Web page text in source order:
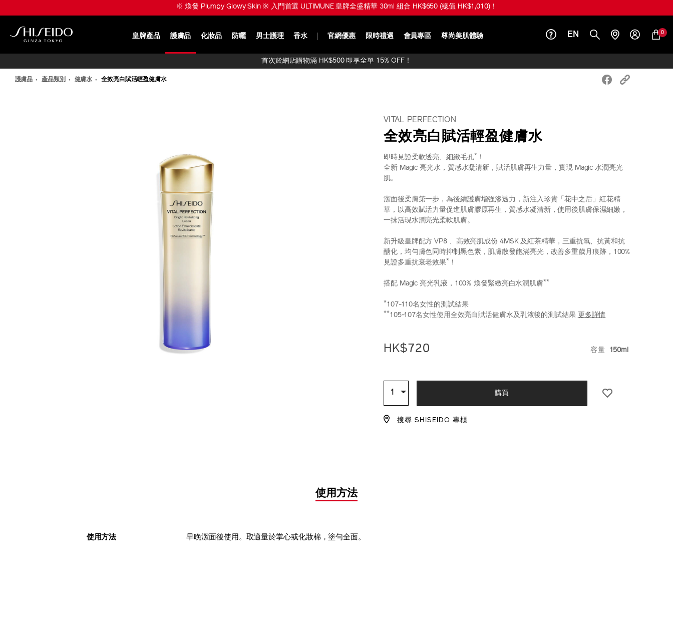
至
※ 煥發 Plumpy Glowy Skin ※ 入門首選 ULTIMUNE 皇牌全盛精華 30ml 組合 HK$650 (總值 HK$1,010)！
皇牌產品 護膚品 化妝品 防曬 男士護理 香水 官網優惠 限時禮遇 會員專區 尊尚美肌體驗 EN 0
首次於網店購物滿 HK$500 即享全單 15% OFF！
護膚品 產品類別 健膚水 全效亮白賦活輕盈健膚水
VITAL PERFECTION
全效亮白賦活輕盈健膚水
即時見證柔軟透亮、細緻毛孔*
！
全新 Magic 亮光水，質感水凝清新，賦活肌膚再生力量，實現 Magic 水潤亮光
肌。
潔面後柔膚第一步，為後續護膚增強滲透力，新注入珍貴「花中之后」紅花精
華，以高效賦活力量促進肌膚膠原再生，質感水凝清新，使用後肌膚保濕細嫩，
一抺活現水潤亮光柔軟肌膚。
新升級皇牌配方 VP8 、高效亮肌成份 4MSK 及紅茶精華，三重抗氧、抗黃和抗
醣化，均勻膚色同時抑制黑色素，肌膚散發飽滿亮光，改善多重歲月痕跡，100%
見證多重抗衰老效果* ！
搭配 Magic 亮光乳液，100% 煥發緊緻亮白水潤肌膚**
*107-110名女性的測試結果
**105-107名女性使用全效亮白賦活健膚水及乳液後的測試結果 更多詳情
編
HK$720 容量 150ml
TO
CART
ACTIONS
數
量
1 購買
搜尋 SHISEIDO 專櫃
使用方法
使用方法 早晚潔面後使用。取適量於掌心或化妝棉，塗勻全面。